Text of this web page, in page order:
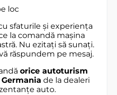
loc
sfaturile și experiența
la comandă mașina
Nu ezitați să sunați.
răspundem pe mesaj.
orice autoturism
de la dealeri
auto.